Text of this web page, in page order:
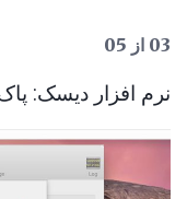
03 از 05
نرم افزار دیسک: